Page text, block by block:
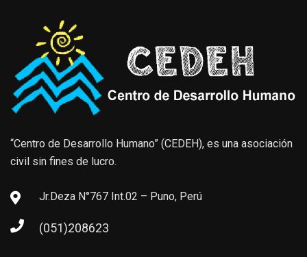
“Centro de Desarrollo Humano” (CEDEH), es una asociación
civil sin fines de lucro.
Jr.Deza N°767 Int.02 – Puno, Perú
(051)208623